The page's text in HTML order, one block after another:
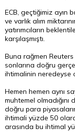
ECB, geçtiğimiz ayın
ve varlık alım
yatırımcıların
karşılaşmıştı.
Buna rağmen Reuters
sonlarına doğru
ihtimalinin neredeyse
Hemen hemen aynı
muhtemel
doğru para
ihtimali yüzde 50
arasında bu ihtimal